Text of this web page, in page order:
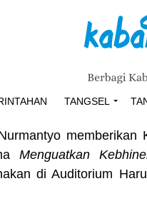
TANGSEL
memberikan
Menguatkan
di Auditorium